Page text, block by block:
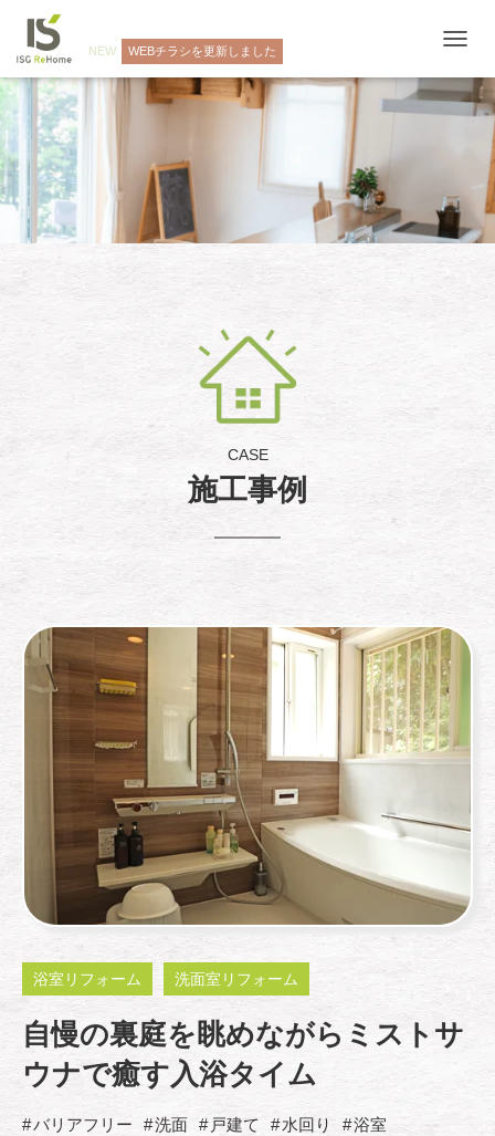
NEW WEBチラシを更新しました
ビ
ゲ
ー
を
切
り
施工事例
CASE
浴室リフォーム 洗面室リフォーム
自慢の裏庭を眺めながらミストサ
ウナで癒す入浴タイム
バリアフリー 洗面 戸建て 水回り 浴室